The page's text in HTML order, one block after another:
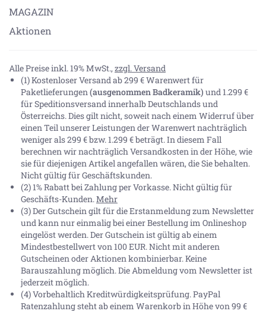
MAGAZIN
Aktionen
Alle Preise inkl. 19% MwSt., zzgl. Versand
(1) Kostenloser Versand ab 299 € Warenwert für
Paketlieferungen(ausgenommen Badkeramik) und 1.299 €
für Speditionsversand innerhalb Deutschlands und
Österreichs. Dies gilt nicht, soweit nach einem Widerruf über
einen Teil unserer Leistungen der Warenwert nachträglich
weniger als 299 € bzw. 1.299 € beträgt. In diesem Fall
berechnen wir nachträglich Versandkosten in der Höhe, wie
sie für diejenigen Artikel angefallen wären, die Sie behalten.
Nicht gültig für Geschäftskunden.
(2) 1% Rabatt bei Zahlung per Vorkasse. Nicht gültig für
Geschäfts-Kunden.Mehr
(3) Der Gutschein gilt für die Erstanmeldung zum Newsletter
und kann nur einmalig bei einer Bestellung im Onlineshop
eingelöst werden. Der Gutschein ist gültig ab einem
Mindestbestellwert von 100 EUR. Nicht mit anderen
Gutscheinen oder Aktionen kombinierbar. Keine
Barauszahlung möglich. Die Abmeldung vom Newsletter ist
jederzeit möglich.
(4) Vorbehaltlich Kreditwürdigkeitsprüfung. PayPal
Ratenzahlung steht ab einem Warenkorb in Höhe von99 €